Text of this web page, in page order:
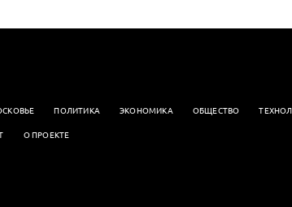
ПОЛИТИКА ЭКОНОМИКА OБЩЕСТВО
О ПРОЕКТЕ